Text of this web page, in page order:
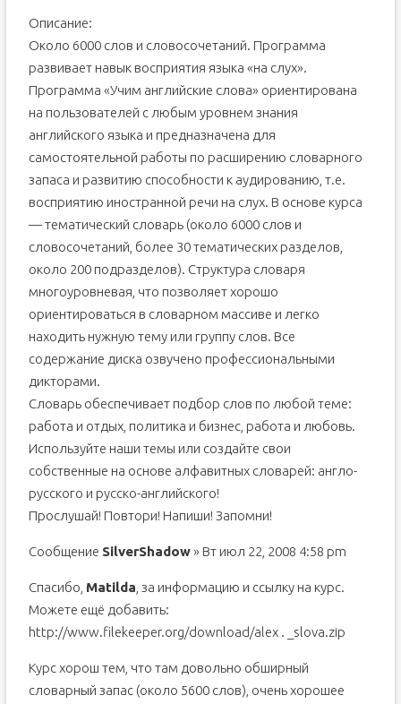
Описание:
Около 6000 слов и словосочетаний. Программа
развивает навык восприятия языка «на слух».
Программа «Учим английские слова» ориентирована
на пользователей с любым уровнем знания
английского языка и предназначена для
самостоятельной работы по расширению словарного
запаса и развитию способности к аудированию, т.е.
восприятию иностранной речи на слух. В основе курса
— тематический словарь (около 6000 слов и
словосочетаний, более 30 тематических разделов,
около 200 подразделов). Структура словаря
многоуровневая, что позволяет хорошо
ориентироваться в словарном массиве и легко
находить нужную тему или группу слов. Все
содержание диска озвучено профессиональными
дикторами.
Словарь обеспечивает подбор слов по любой теме:
работа и отдых, политика и бизнес, работа и любовь.
Используйте наши темы или создайте свои
собственные на основе алфавитных словарей: англо-
русского и русско-английского!
Прослушай! Повтори! Напиши! Запомни!
Сообщение SilverShadow» Вт июл 22, 2008 4:58 pm
Спасибо, Matilda , за информацию и ссылку на курс.
Можете ещё добавить:
http://www.filekeeper.org/download/alex . _slova.zip
Курс хорош тем, что там довольно обширный
словарный запас (около 5600 слов), очень хорошее